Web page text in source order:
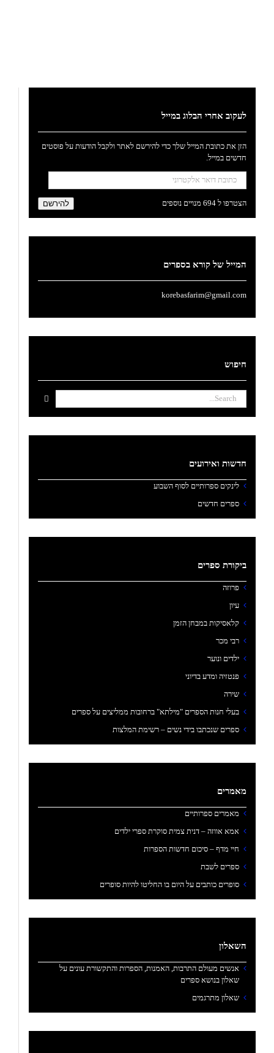
לעקוב אחרי הבלוג במייל
הזן את כתובת המייל שלך כדי להירשם לאתר ולקבל הודעות על פוסטים
חדשים במייל.
כתובת
דואר
אלקטרוני
להירשם הצטרפו ל 694 מנויים נוספים
המייל של קורא בספרים
korebasfarim@gmail.com
חיפוש
Search
for:
חדשות ואירועים
לינקים ספרותיים לסוף השבוע
ספרים חדשים
ביקורת ספרים
פרוזה
עיון
קלאסיקות במבחן הזמן
רבי מכר
ילדים ונוער
פנטזיה ומדע בדיוני
שירה
בעלי חנות הספרים "מילתא" ברחובות ממליצים על ספרים
ספרים שנכתבו בידי נשים – רשימת המלצות
מאמרים
מאמרים ספרותיים
אמא אווזה – דנית צמית סוקרת ספרי ילדים
חיי מדף – סיכום חדשות הספרות
ספרים לשבת
סופרים כותבים על היום בו החליטו להיות סופרים
השאלון
אנשים מעולם התרבות, האמנות, הספרות והתקשורת עונים על
שאלון בנושא ספרים
שאלון מתרגמים